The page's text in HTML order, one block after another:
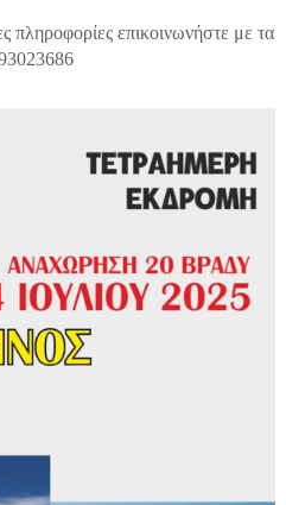
πληροφορίες επικοινωνήστε με τα